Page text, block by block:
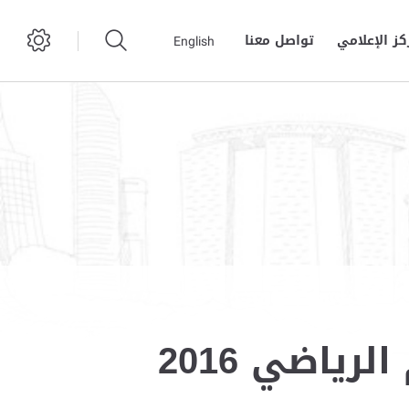
الإعلامي تواصل معنا English
2016